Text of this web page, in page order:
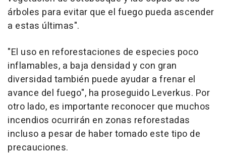
árboles para evitar que el fuego pueda ascender
a estas últimas".
"El uso en reforestaciones de especies poco
inflamables, a baja densidad y con gran
diversidad también puede ayudar a frenar el
avance del fuego", ha proseguido Leverkus. Por
otro lado, es importante reconocer que muchos
incendios ocurrirán en zonas reforestadas
incluso a pesar de haber tomado este tipo de
precauciones.